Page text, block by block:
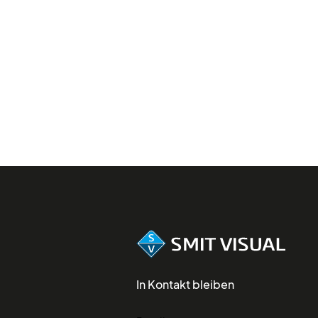
In Kontakt bleiben